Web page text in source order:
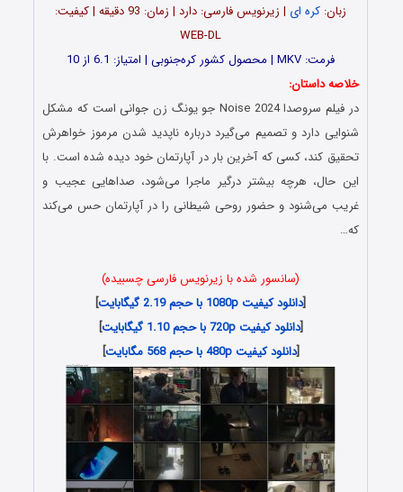
زبان: کره ای
| زیرنویس فارسی: دارد | زمان: 93 دقیقه | کیفیت:
WEB-DL
فرمت: MKV | محصول کشور کره‌جنوبی | امتیاز: 6.1 از 10
خلاصه داستان:
در فیلم سروصدا Noise 2024 جو یونگ زن جوانی است که مشکل
شنوایی دارد و تصمیم می‌گیرد درباره ناپدید شدن مرموز خواهرش
تحقیق کند، کسی که آخرین بار در آپارتمان خود دیده شده است. با
این حال، هرچه بیشتر درگیر ماجرا می‌شود، صداهایی عجیب و
غریب می‌شنود و حضور روحی شیطانی را در آپارتمان حس می‌کند
که…
(سانسور شده با زیرنویس فارسی چسبیده)
[دانلود کیفیت 1080p با حجم 2.19 گیگابایت
]
[دانلود کیفیت 720p با حجم 1.10 گیگابایت
]
[دانلود کیفیت 480p با حجم 568 مگابایت ]